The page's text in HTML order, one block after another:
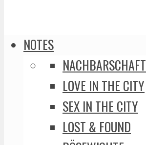
NOTES
NACHBARSCHAFT
LOVE IN THE CITY
SEX IN THE CITY
LOST & FOUND